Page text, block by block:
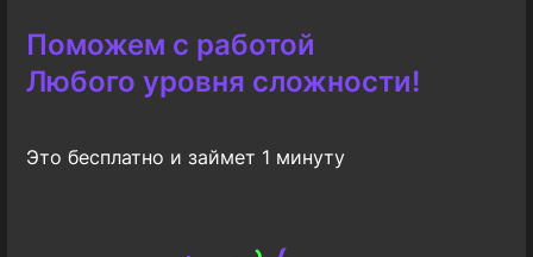
Поможем с работой
Любого уровня сложности!
Это бесплатно и займет 1 минуту